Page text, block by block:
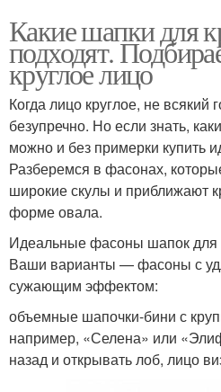
Какие шапки для
подходят.
круглое лицо
Когда лицо круглое, не всякий
безупречно. Но если знать,
можно и без примерки купить
Разберемся в фасонах,
широкие скулы и приближают
форме овала.
Идеальные фасоны шапок для
Ваши варианты — фасоны с
сужающим эффектом:
объемные шапочки-бини с
например, «Селена» или
назад и открывать лоб, лицо